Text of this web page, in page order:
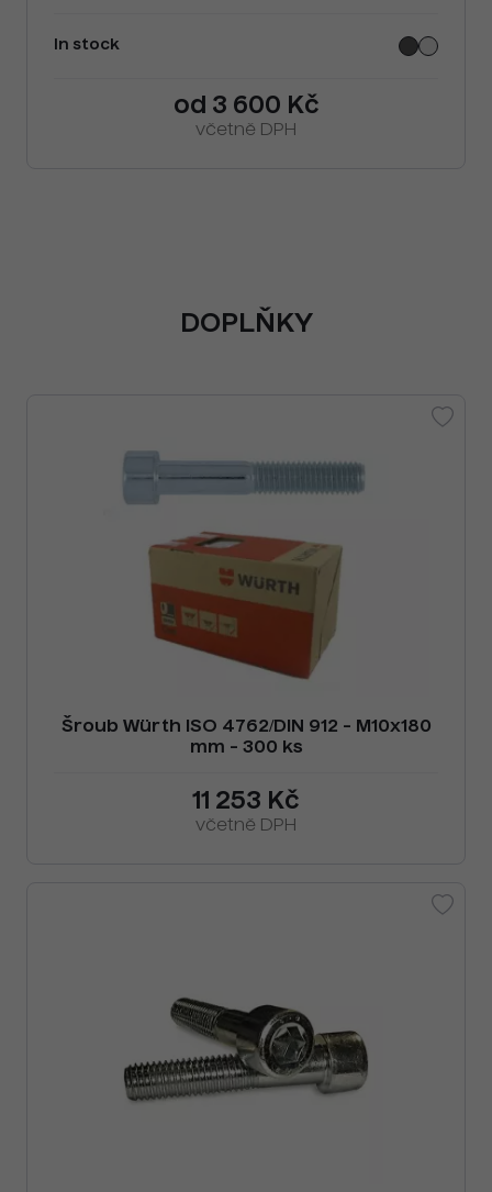
In stock
od 3 600 Kč
včetně DPH
DOPLŇKY
Šroub Würth ISO 4762/DIN 912 - M10x180
mm - 300 ks
11 253 Kč
včetně DPH